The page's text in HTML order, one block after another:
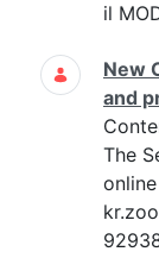
il
New
and
The